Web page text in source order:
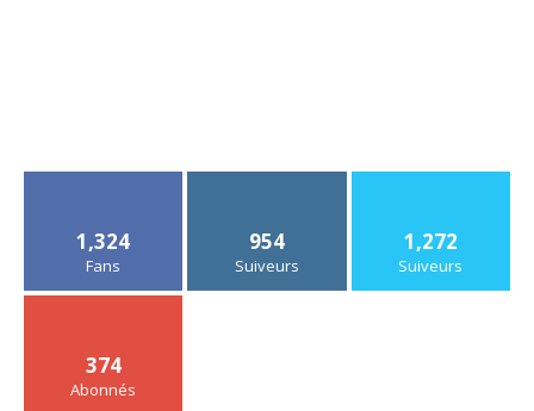
1,324
Fans
954
Suiveurs
1,272
Suiveurs
374
Abonnés